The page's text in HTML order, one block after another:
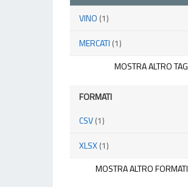
VINO (1)
MERCATI (1)
MOSTRA ALTRO TAG
FORMATI
CSV(1)
XLSX(1)
MOSTRA ALTRO FORMATI